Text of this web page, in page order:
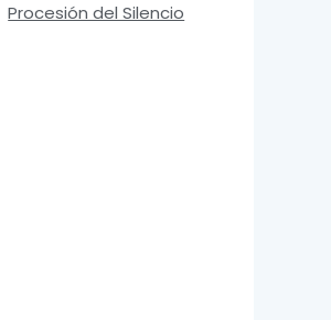
Procesión del Silencio